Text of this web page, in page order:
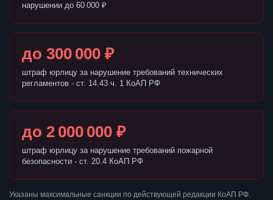
нарушении до 60 000 ₽
до 300 000 ₽
штраф юрлицу за нарушение требований технических
регламентов - ст. 14.43 ч. 1 КоАП РФ
до 2 000 000 ₽
штраф юрлицу за нарушение требований пожарной
безопасности - ст. 20.4 КоАП РФ
Указаны максимальные санкции по действующей редакции КоАП РФ.